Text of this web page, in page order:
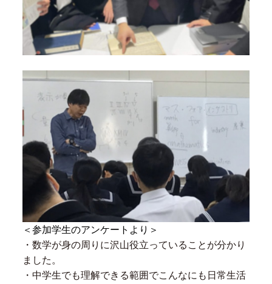
＜参加学生のアンケートより＞
・数学が身の周りに沢山役立っていることが分かり
ました。
・中学生でも理解できる範囲でこんなにも日常生活